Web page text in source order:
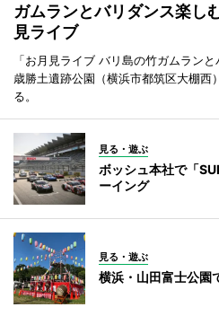
ガムランとバリダンス楽
見ライブ
「お月見ライブ バリ島の竹ガムラン
歳勝土遺跡公園（横浜市都筑区大棚西
る。
見る・遊ぶ
ボッシュ本社で「
ーイング
見る・遊ぶ
横浜・山田富士公